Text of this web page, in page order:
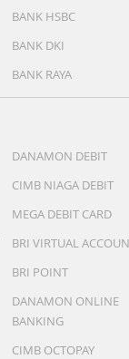
BANK HSBC
BANK DKI
BANK RAYA
DANAMON DEBIT
CIMB NIAGA DEBIT
MEGA DEBIT CARD
BRI VIRTUAL
BRI POINT
DANAMON ONLINE
BANKING
CIMB OCTOPAY